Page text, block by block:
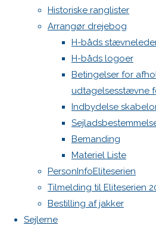
Historiske ranglister
Arrangør drejebog
H-båds
H-båds logoer
Betingelser for
udtagelsesstævne
Indbydelse
Bemanding
Materiel Liste
PersonInfoEliteserien
Tilmelding til Eliteserien
Bestilling af jakker
Sejlerne
Skriv
et
svar
Din e-
mailadresse
vil ikke
blive